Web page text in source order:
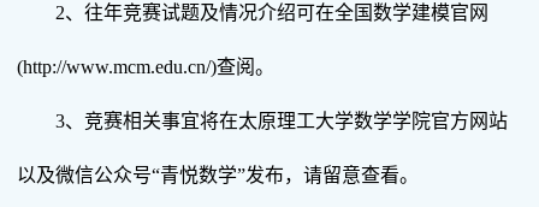
2、往年竞赛试题及情况介绍可在全国数学建模官网
(http://www.mcm.edu.cn/)查阅。
3、竞赛相关事宜将在太原理工大学数学学院官方网站
以及微信公众号“青悦数学”发布，请留意查看。